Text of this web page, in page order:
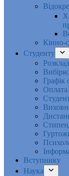
Кінно-
Студенту
Графік
Оплата
Вступнику
Наука